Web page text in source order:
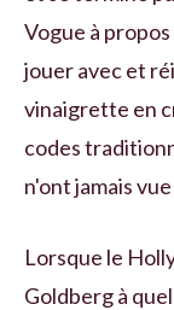
Vogue à
jouer avec et
vinaigrette en
codes
n'ont jamais
Lorsque le
Goldberg à